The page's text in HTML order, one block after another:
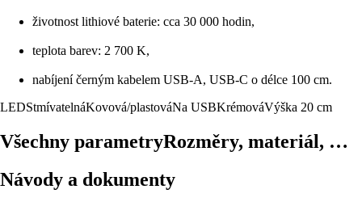
životnost lithiové baterie: cca 30 000 hodin,
teplota barev: 2 700 K,
nabíjení černým kabelem USB-A, USB-C o délce 100 cm.
LEDStmívatelnáKovová/plastováNa USBKrémováVýška 20 cm
Všechny parametryRozměry, materiál, …
Návody a dokumenty